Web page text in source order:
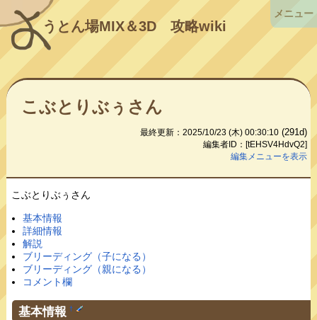
うとん場MIX＆3D攻略wiki
こぶとりぶぅさん
最終更新：2025/10/23 (木) 00:30:10 (291d)
編集者ID：[tEHSV4HdvQ2]
編集メニューを表示
こぶとりぶぅさん
基本情報
詳細情報
解説
ブリーディング（子になる）
ブリーディング（親になる）
コメント欄
基本情報 †
メニュー